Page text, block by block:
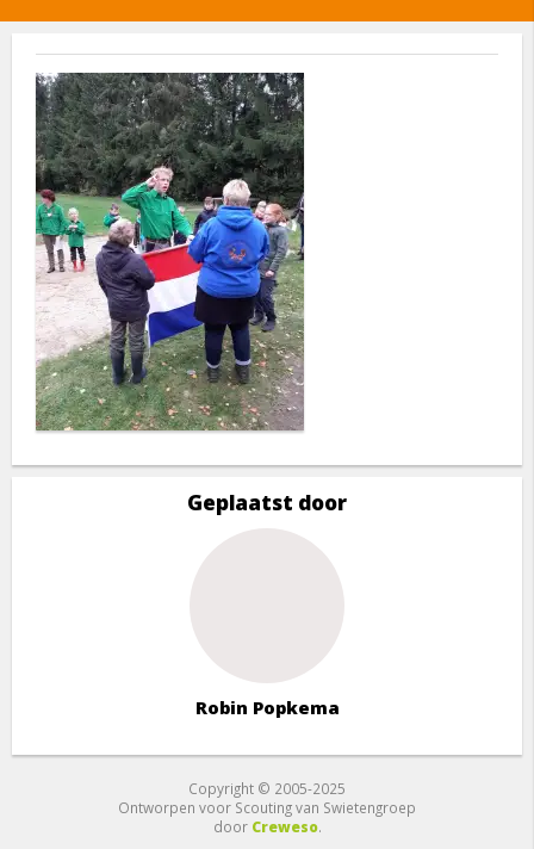
Geplaatst door
Robin Popkema
Copyright © 2005-2025
Ontworpen voor Scouting van Swietengroep
door Creweso.